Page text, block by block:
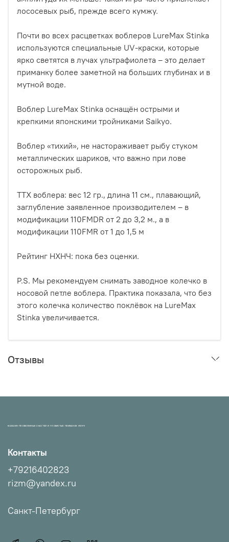
лососевых рыб, прежде всего кумжу.
Почти во всех расцветках воблеров LureMax Stinka
используются специальные UV-краски, которые
ярко светятся в лучах ультрафиолета – это делает
приманку более заметной на больших глубинах и в
мутной воде.
Воблер LureMax Stinka оснащён острыми и
крепкими японскими тройниками Saikyo.
Воблер «тихий», не настораживает рыбу стуком
металлических шариков, что важно при лове
осторожных рыб.
ТТХ воблера: вес 12 гр., длина 11 см., плавающий,
заглубление заявленное производителем – в
модификации 110FMDR от 2 до 3,2 м., а в
модификации 110FMR от 1 до 1,5 м
Рейтинг НХНЧ: пока без оценки.
P.S. Мы рекомендуем снимать заводное колечко в
носовой петле воблера. Практика показала, что без
этого колечка количество поклёвок на LureMax
Stinka увеличивается.
Отзывы
МАГАЗИН ПРОВЕРЕННЫХ СНАСТЕЙ И УЛОВИСТЫХ ПРИМАНОК НХНЧ!
Контакты
+79216402823
rizm@yandex.ru
Санкт-Петербург